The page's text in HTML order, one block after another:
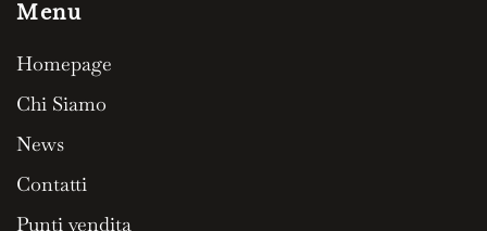
Menu
Homepage
Chi Siamo
News
Contatti
Punti vendita